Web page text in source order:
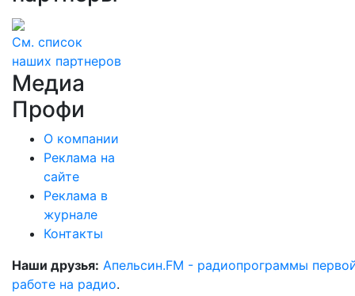
См. список
наших партнеров
Медиа
Профи
О компании
Реклама на
сайте
Реклама в
журнале
Контакты
Наши друзья: Апельсин.FM - радиопрограммы
работе на радио.